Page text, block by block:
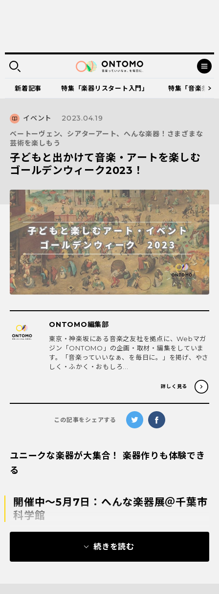
新着記事 特集「楽器リスタート入門」 特集「音楽祭
イベント
2023.04.19
ベートーヴェン、シアターアート、へんな楽器！さまざまな
芸術を楽しもう
子どもと出かけて音楽・アートを楽しむ
ゴールデンウィーク2023！
ONTOMO編集部
東京・神楽坂にある音楽之友社を拠点に、Webマガ
ジン「ONTOMO」の企画・取材・編集をしていま
す。「音楽っていいなぁ、を毎日に。」を掲げ、やさ
しく・ふかく・おもしろ...
詳しく見る
この記事をシェアする
ユニークな楽器が大集合！ 楽器作りも体験でき
る
開催中〜5月7日：へんな楽器展＠千葉市
科学館
続きを読む